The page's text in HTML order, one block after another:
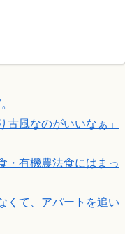
風なのがいいなぁ」
・有機農法食にはまっ
くて、アパートを追い